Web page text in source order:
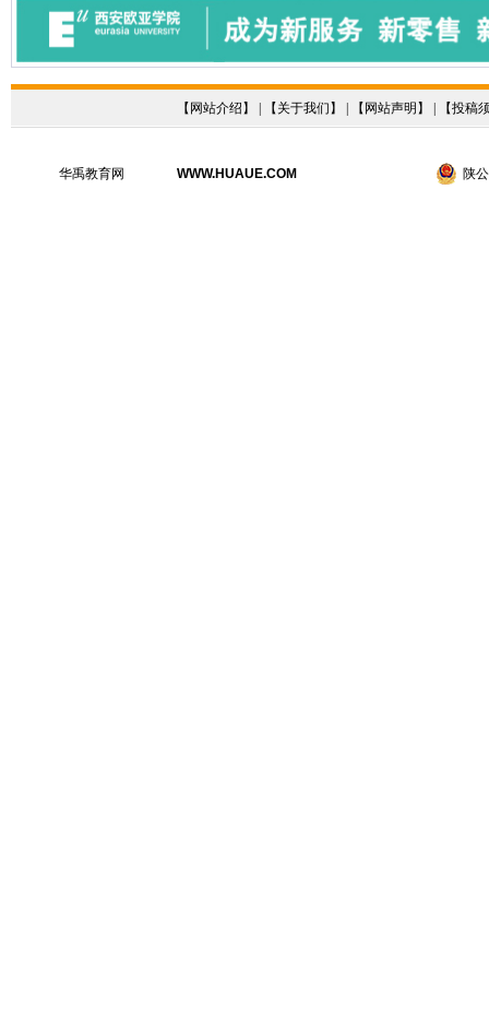
【 网站介绍 】 | 【 关于我们 】 | 【 网站声明 】 | 【投稿
华禹教育网 WWW.HUAUE.COM 陕